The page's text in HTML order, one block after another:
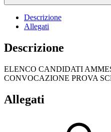
Descrizione
Allegati
Descrizione
ELENCO CANDIDATI
CONVOCAZIONE PROVA
Allegati